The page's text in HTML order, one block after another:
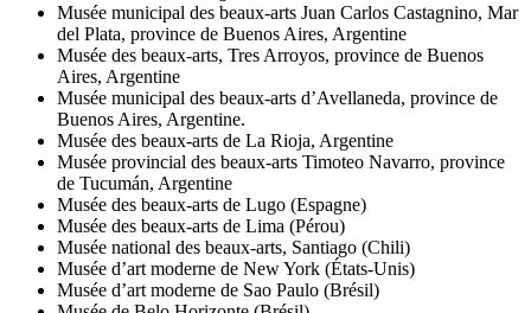
Musée municipal des beaux-arts Juan Carlos Castagnino, Mar
del Plata, province de Buenos Aires, Argentine
Musée des beaux-arts, Tres Arroyos, province de Buenos
Aires, Argentine
Musée municipal des beaux-arts d’Avellaneda, province de
Buenos Aires, Argentine.
Musée des beaux-arts de La Rioja, Argentine
Musée provincial des beaux-arts Timoteo Navarro, province
de Tucumán, Argentine
Musée des beaux-arts de Lugo (Espagne)
Musée des beaux-arts de Lima (Pérou)
Musée national des beaux-arts, Santiago (Chili)
Musée d’art moderne de New York (États-Unis)
Musée d’art moderne de Sao Paulo (Brésil)